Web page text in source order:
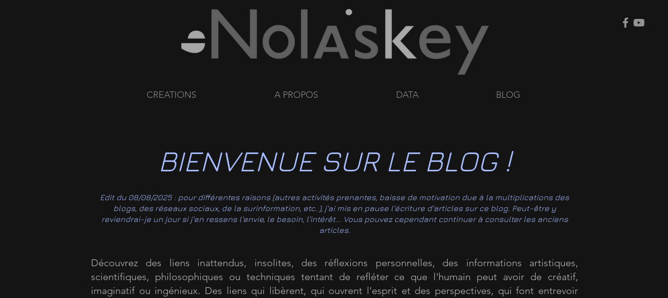
CREATIONS A PROPOS DATA BLOG
BIENVENUE SUR LE BLOG !
Edit du 08/08/2025 : pour différentes raisons (autres activités prenantes, baisse de motivation due à la multiplications des
blogs, des réseaux sociaux, de la surinformation, etc..), j'ai mis en pause l'écriture d'articles sur ce blog. Peut-être y
reviendrai-je un jour si j'en ressens l'envie, le besoin, l'intérêt... Vous pouvez cependant continuer à consulter les anciens
articles.
Découvrez des liens inattendus, insolites, des réflexions personnelles, des informations artistiques,
scientifiques, philosophiques ou techniques tentant de refléter ce que l'humain peut avoir de créatif,
imaginatif ou ingénieux. Des liens qui libèrent, qui ouvrent l'esprit et des perspectives, qui font entrevoir